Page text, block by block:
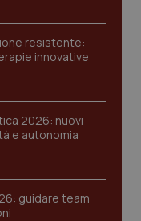
resistente:
innovative
2026: nuovi
e autonomia
guidare team